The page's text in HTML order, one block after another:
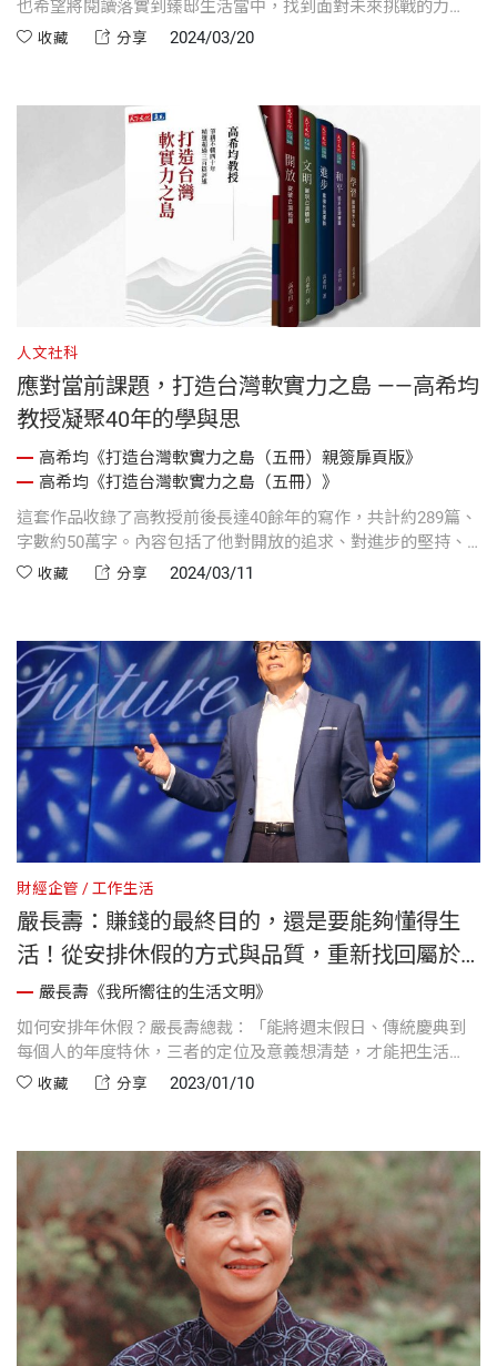
也希望將閱讀落實到臻邸生活當中，找到面對未來挑戰的力
量。收藏 分享 2024/03/20
人文社科
應對當前課題，打造台灣軟實力之島 ——高希均
教授凝聚40年的學與思
高希均《打造台灣軟實力之島（五冊）親簽扉頁版》
高希均《打造台灣軟實力之島（五冊）》
這套作品收錄了高教授前後長達40餘年的寫作，共計約289篇、
字數約50萬字。內容包括了他對開放的追求、對進步的堅持、
對文明的嚮往、對和平的迫切，以及對學習的鼓吹，盼藉此提
收藏 分享 2024/03/11
財經企管 工作生活
嚴長壽：賺錢的最終目的，還是要能夠懂得生
活！從安排休假的方式與品質，重新找回屬於
自己的生活步調
嚴長壽《我所嚮往的生活文明》
如何安排年休假？嚴長壽總裁：「能將週末假日、傳統慶典到
每個人的年度特休，三者的定位及意義想清楚，才能把生活
「節奏」安排到位。」本文摘自嚴長壽的著作《我所嚮往的生
收藏 分享 2023/01/10